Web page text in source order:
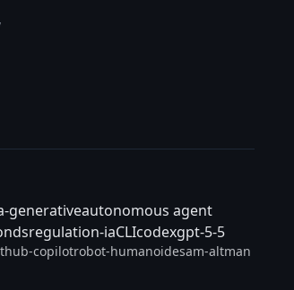
generativeautonomous agent
regulation-iaCLIcodexgpt-5-5
copilotrobot-humanoidesam-altman